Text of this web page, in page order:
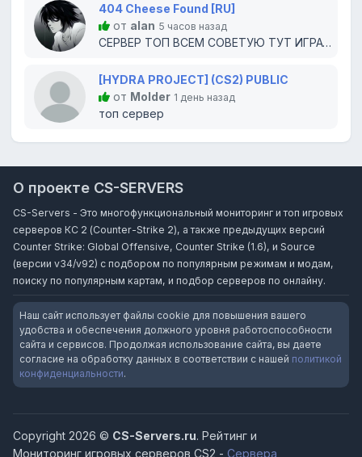
404 Cheese Found [RU]
от alan 5 часов назад
СЕРВЕР ТОП ВСЕМ СОВЕТУЮ ТУТ ИГРАТЬ
[HYDRA PROJECT] (CS2) PUBLIC
от Molder 1 день назад
топ сервер
О проекте CS-SERVERS
CS-Servers - Это многофункциональный мониторинг и топ игровых
серверов КС 2 (Counter-Strike 2), а также предыдущих версий
Counter Strike: Global Offensive, Counter Strike (1.6), и Source
(версии v34/v92) с подбором по популярным режимам и модам,
поиску по популярным картам, и подбор серверов по онлайну.
Наш сайт использует файлы cookie для повышения вашего
удобства и обеспечения должного уровня работоспособности
сайта и сервисов. Продолжая использование сайта, вы даете
согласие на обработку данных в соответствии с нашей политикой
конфиденциальности.
Copyright 2026 © CS-Servers.ru. Рейтинг и
Мониторинг игровых серверов CS2 - Сервера